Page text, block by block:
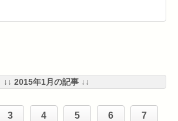
↓↓ 2015年1月の記事 ↓↓
3 4 5 6 7